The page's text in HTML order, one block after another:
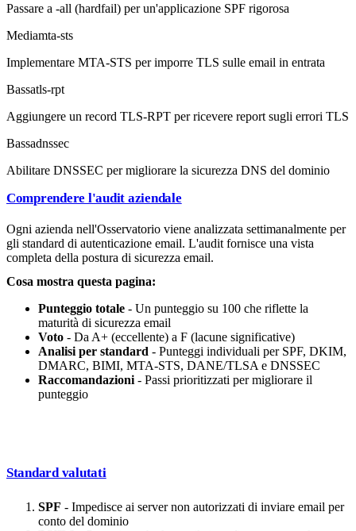
Passare a -all (hardfail) per un'applicazione SPF rigorosa
Mediamta-sts
Implementare MTA-STS per imporre TLS sulle email in entrata
Bassatls-rpt
Aggiungere un record TLS-RPT per ricevere report sugli errori TLS
Bassadnssec
Abilitare DNSSEC per migliorare la sicurezza DNS del dominio
Comprendere l'audit aziendale
Ogni azienda nell'Osservatorio viene analizzata settimanalmente per
gli standard di autenticazione email. L'audit fornisce una vista
completa della postura di sicurezza email.
Cosa mostra questa pagina:
Punteggio totale - Un punteggio su 100 che riflette la
maturità di sicurezza email
Voto - Da A+ (eccellente) a F (lacune significative)
Analisi per standard - Punteggi individuali per SPF, DKIM,
DMARC, BIMI, MTA-STS, DANE/TLSA e DNSSEC
Raccomandazioni - Passi prioritizzati per migliorare il
punteggio
Standard valutati
SPF - Impedisce ai server non autorizzati di inviare email per
conto del dominio